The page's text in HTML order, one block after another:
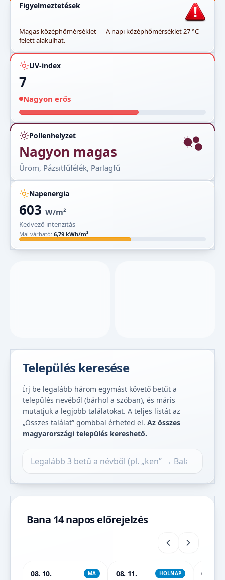
Figyelmeztetések
Magas középhőmérséklet — A napi középhőmérséklet 27 °C
felett alakulhat.
UV-index
7
Nagyon erős
Pollenhelyzet
Nagyon magas
Üröm, Pázsitfűfélék, Parlagfű
Napenergia
603 W/m²
Kedvező intenzitás
Mai várható: 6,79 kWh/m²
Település keresése
Írj be legalább három egymást követő betűt a
település nevéből (bárhol a szóban), és máris
mutatjuk a legjobb találatokat. A teljes listát az
„Összes találat” gombbal érheted el. Az összes
magyarországi település kereshető.
Bana 14 napos előrejelzés
08. 10. MA 08. 11. HOLNAP 08. 12.